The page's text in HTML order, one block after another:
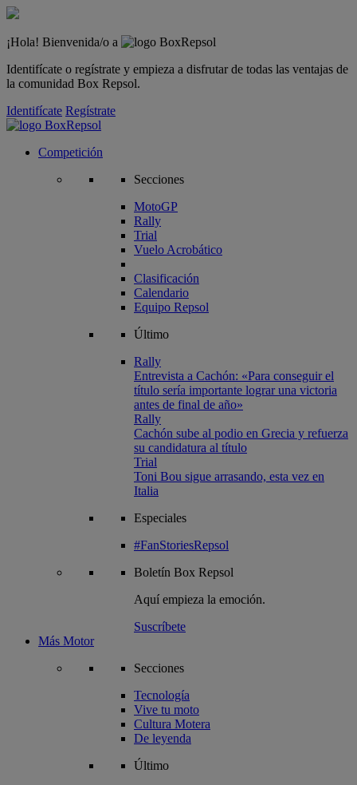
¡Hola! Bienvenida/o a
Identifícate o regístrate y empieza a disfrutar de todas las ventajas de
la comunidad Box Repsol.
Identifícate Regístrate
Competición
Secciones
MotoGP
Rally
Trial
Vuelo Acrobático
Clasificación
Calendario
Equipo Repsol
Último
Rally
Entrevista a Cachón: «Para conseguir el
título sería importante lograr una victoria
antes de final de año»
Rally
Cachón sube al podio en Grecia y refuerza
su candidatura al título
Trial
Toni Bou sigue arrasando, esta vez en
Italia
Especiales
#FanStoriesRepsol
Boletín Box Repsol
Aquí empieza la emoción.
Suscríbete
Más Motor
Secciones
Tecnología
Vive tu moto
Cultura Motera
De leyenda
Último